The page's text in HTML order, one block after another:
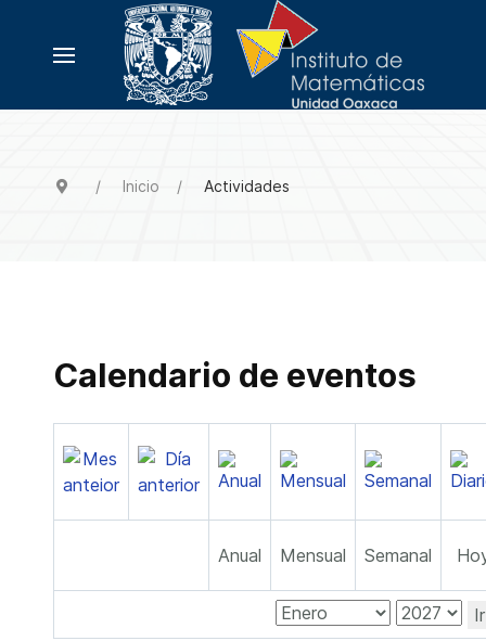
Inicio Actividades
Calendario de eventos
Anual Mensual Semanal